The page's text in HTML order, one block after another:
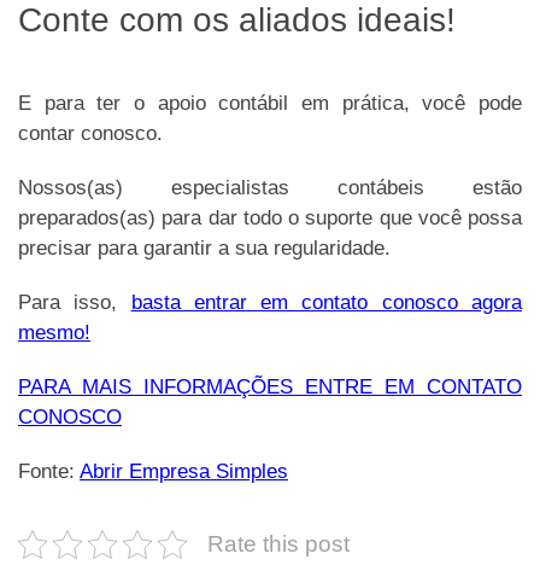
Conte com os aliados ideais!
E para ter o apoio contábil em prática, você pode
contar conosco.
Nossos(as) especialistas contábeis estão
preparados(as) para dar todo o suporte que você possa
precisar para garantir a sua regularidade.
Para isso, basta entrar em contato conosco agora
mesmo!
PARA MAIS INFORMAÇÕES ENTRE EM CONTATO
CONOSCO
Fonte: Abrir Empresa Simples
Rate this post